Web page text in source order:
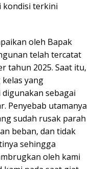
kondisi terkini
oleh Bapak
telah tercatat
tahun 2025. Saat itu,
yang
sebagai
Penyebab utamanya
sudah rusak parah
beban, dan tidak
sehingga
oleh kami